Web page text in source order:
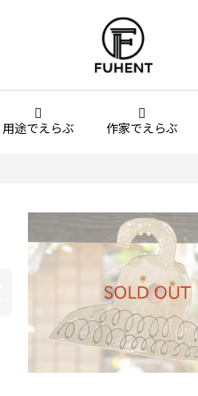
用途でえらぶ 作家でえらぶ